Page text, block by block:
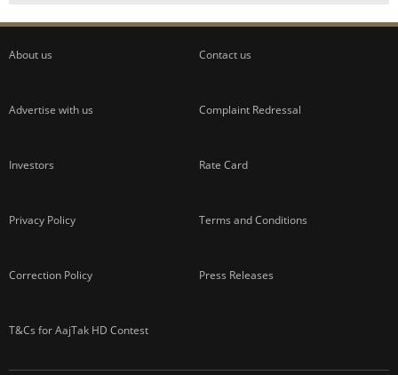
About us Contact us
Advertise with us Complaint Redressal
Investors Rate Card
Privacy Policy Terms and Conditions
Correction Policy Press Releases
T&Cs for AajTak HD Contest